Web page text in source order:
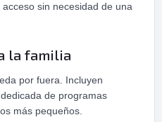
sin necesidad de una
la familia
por fuera. Incluyen
de programas
más pequeños.